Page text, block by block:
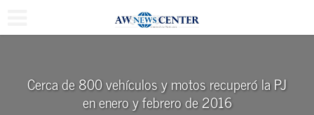
Cerca de 800 vehículos y motos recuperó la PJ
en enero y febrero de 2016